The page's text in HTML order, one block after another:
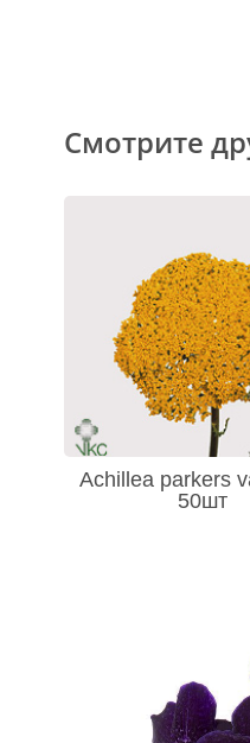
Смотрите
Achillea parkers
50шт